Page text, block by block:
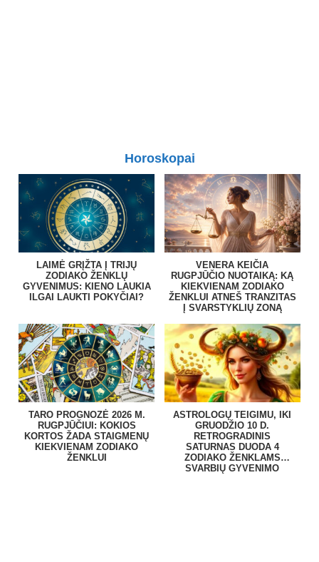
Horoskopai
LAIMĖ GRĮŽTA Į TRIJŲ
ZODIAKO ŽENKLŲ
GYVENIMUS: KIENO LAUKIA
ILGAI LAUKTI POKYČIAI?
VENERA KEIČIA
RUGPJŪČIO NUOTAIKĄ: KĄ
KIEKVIENAM ZODIAKO
ŽENKLUI ATNEŠ TRANZITAS
Į SVARSTYKLIŲ ZONĄ
TARO PROGNOZĖ 2026 M.
RUGPJŪČIUI: KOKIOS
KORTOS ŽADA STAIGMENŲ
KIEKVIENAM ZODIAKO
ŽENKLUI
ASTROLOGŲ TEIGIMU, IKI
GRUODŽIO 10 D.
RETROGRADINIS
SATURNAS DUODA 4
ZODIAKO ŽENKLAMS
SVARBIŲ GYVENIMO